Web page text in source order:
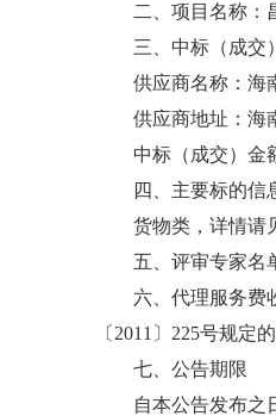
二、项目名称：
三、中标（成交
供应商名称：海
供应商地址：海
中标（成交）金
四、主要标的信
货物类，详情请
五、评审专家名
六、 代理服务费
〔2011〕225号规
七、公告期限
自本公告发布之